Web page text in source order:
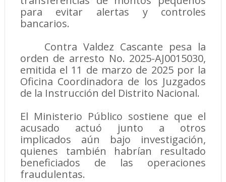
para evitar alertas y controles
bancarios.
Contra Valdez Cascante pesa la
orden de arresto No. 2025-AJ0015030,
emitida el 11 de marzo de 2025 por la
Oficina Coordinadora de los Juzgados
de la Instrucción del Distrito Nacional.
El Ministerio Público sostiene que el
acusado actuó junto a otros
implicados aún bajo investigación,
quienes también habrían resultado
beneficiados de las operaciones
fraudulentas.